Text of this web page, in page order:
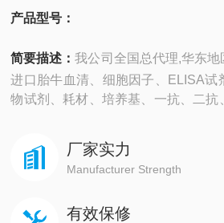
产品型号：
简要描述：我公司全国总代理,华东
进口胎牛血清、细胞因子、ELISA试
物试剂、耗材、培养基、一抗、二抗
厂家实力
Manufacturer Strength
有效保修